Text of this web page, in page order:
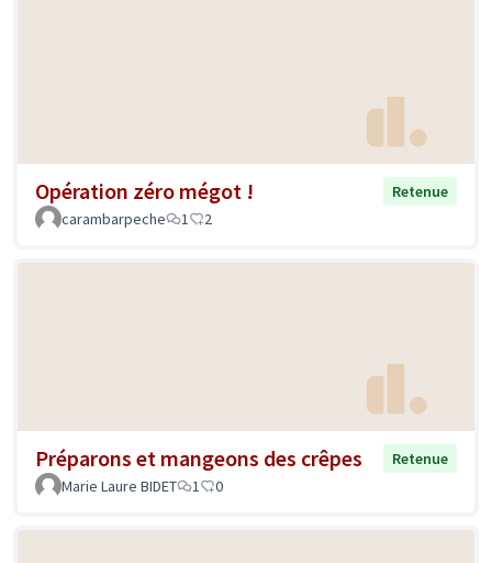
Opération zéro mégot !
Retenue
carambarpeche
1 2
Préparons et mangeons des crêpes
Retenue
Marie Laure BIDET
1 0